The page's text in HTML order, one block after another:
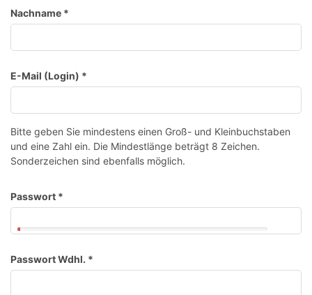
Nachname *
E-Mail (Login) *
Bitte geben Sie mindestens einen Groß- und Kleinbuchstaben
und eine Zahl ein. Die Mindestlänge beträgt 8 Zeichen.
Sonderzeichen sind ebenfalls möglich.
Passwort *
Passwort Wdhl. *